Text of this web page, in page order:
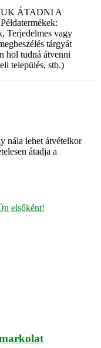
ÁTADNI A
Terjedelmes vagy
tárgyát
hol tudná átvenni
település, stb.)
nála lehet átvételkor
átadja a
elsőként!